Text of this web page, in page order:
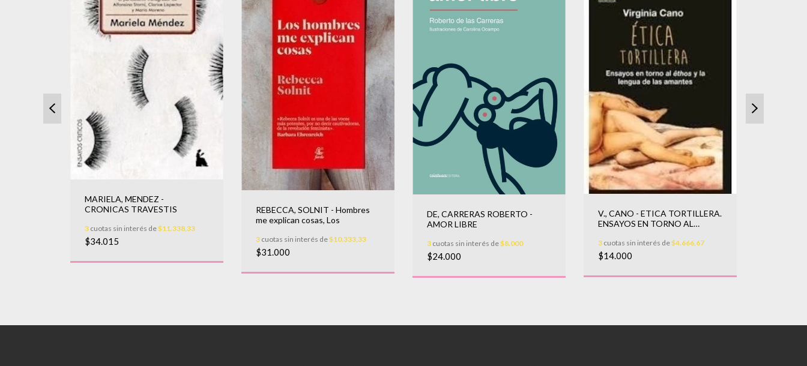
MARIELA, MENDEZ -
CRONICAS TRAVESTIS
3 cuotas sin interés de$11.338,33
$34.015
REBECCA, SOLNIT - Hombres
me explican cosas, Los
3 cuotas sin interés de$10.333,33
$31.000
DE, CARRERAS ROBERTO -
AMOR LIBRE
3 cuotas sin interés de$8.000
$24.000
V., CANO - ETICA TORTILLERA.
ENSAYOS EN TORNO AL
3 cuotas sin interés de$4.666,67
$14.000